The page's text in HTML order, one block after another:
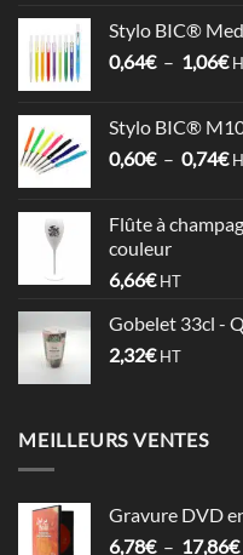
à
Stylo BIC®
0,64€ – 1,06€
à
Stylo BIC®
0,60€ – 0,74€
Flûte à
couleur
6,66€ HT
Gobelet 33cl -
2,32€ HT
MEILLEURS VENTES
Gravure DVD
6,78€ – 17,86€